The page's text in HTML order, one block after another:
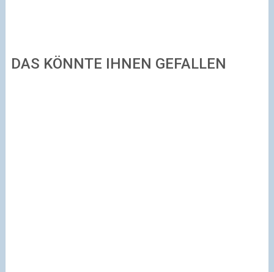
DAS KÖNNTE IHNEN GEFALLEN